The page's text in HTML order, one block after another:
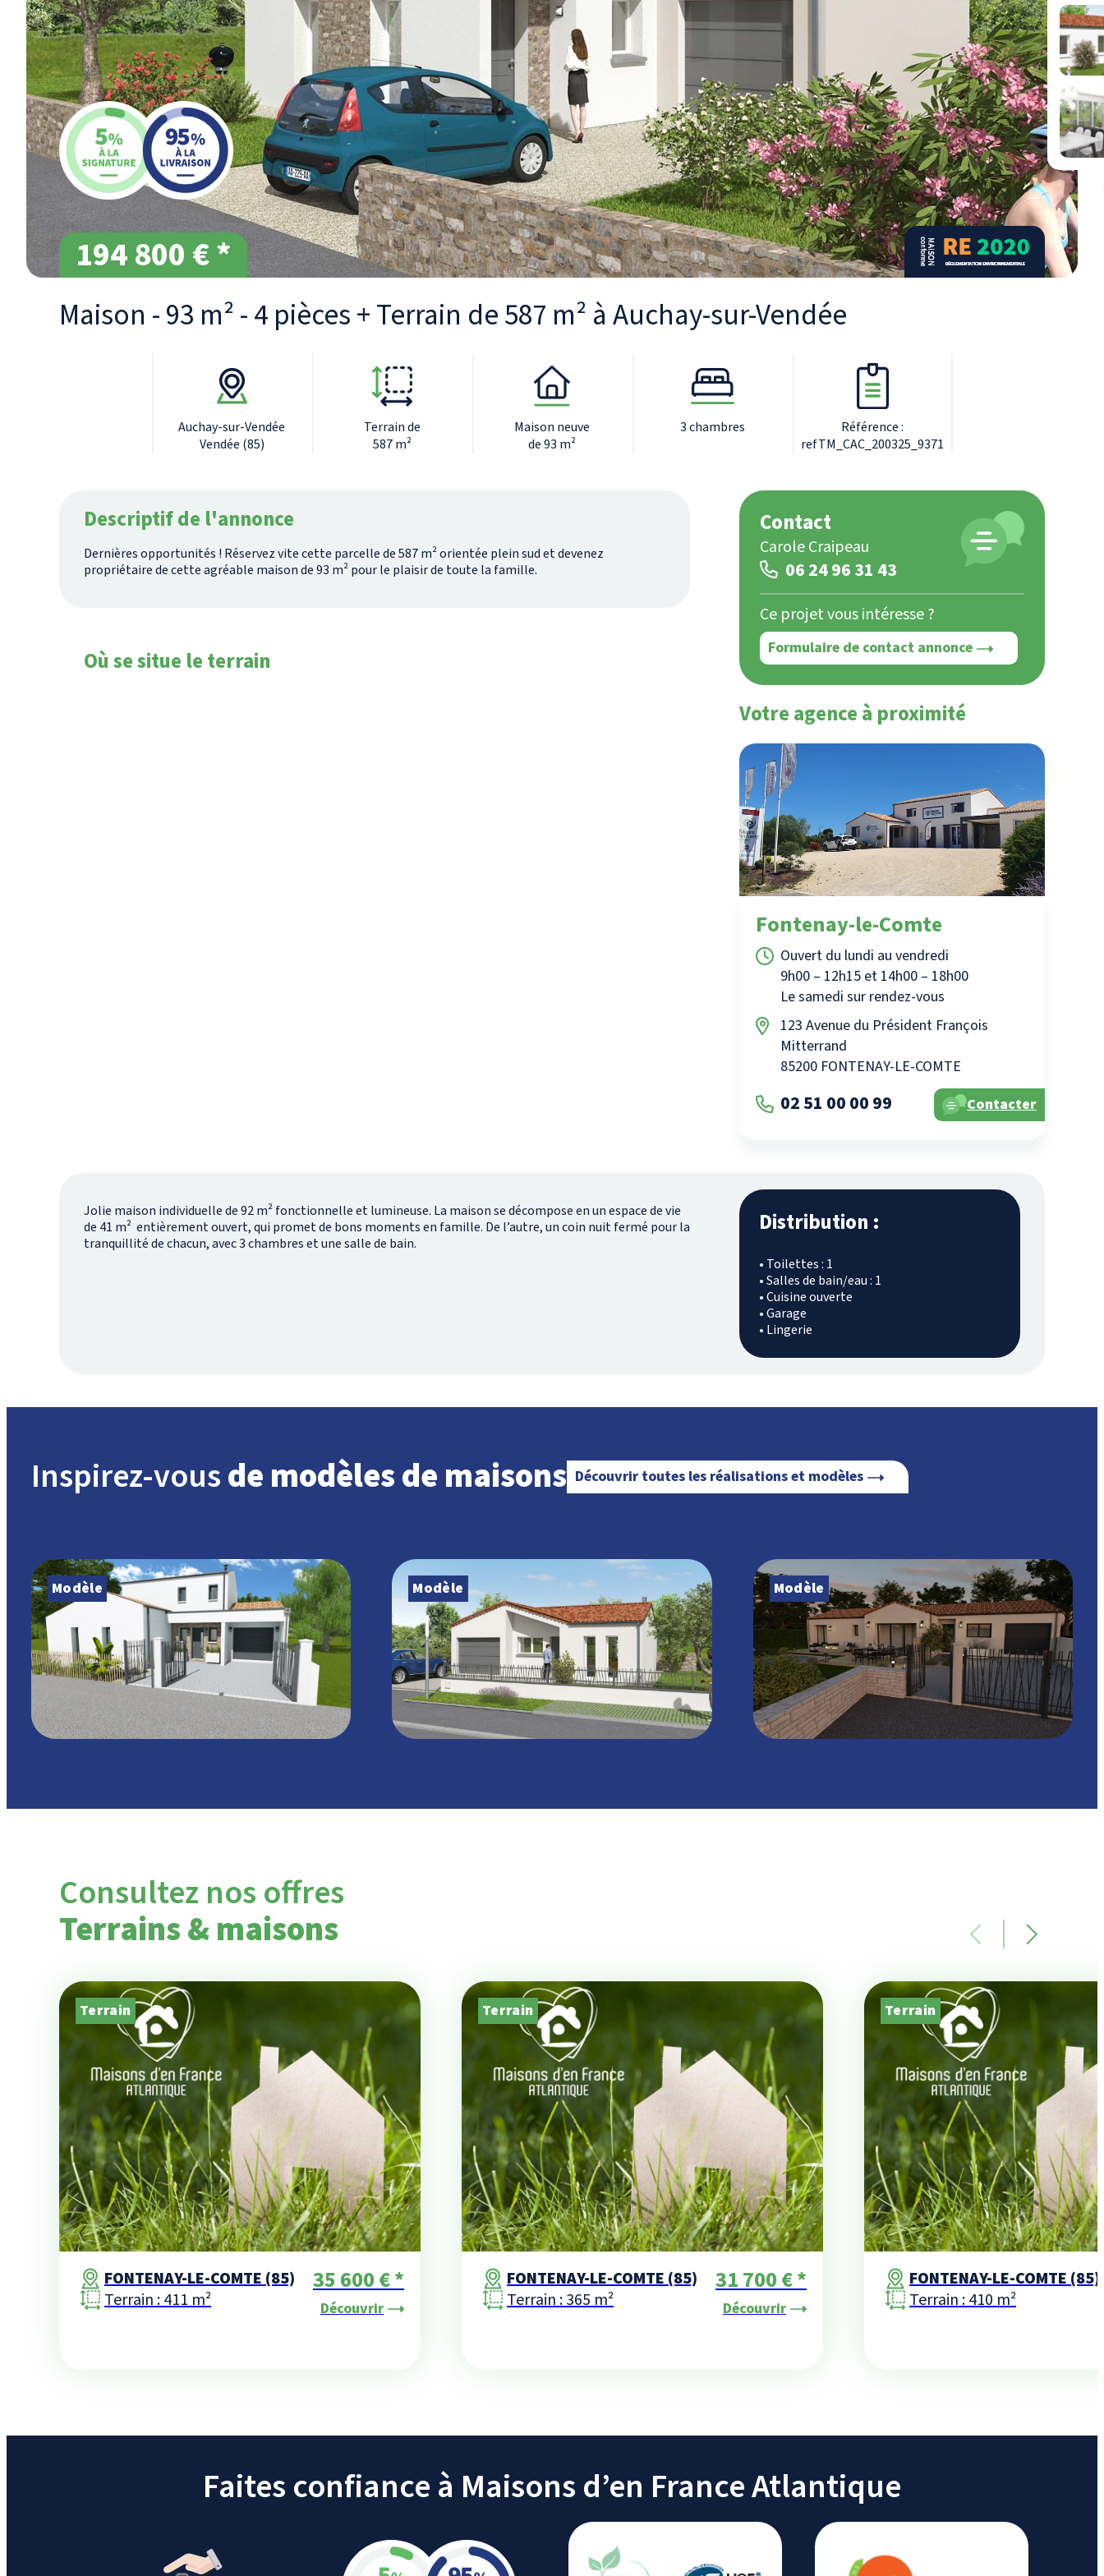
194 800 € *
Maison - 93 m² - 4 pièces + Terrain de 587 m² à Auchay-sur-Vendée
Auchay-sur-Vendée
Vendée (85)
Terrain de
587 m²
Maison neuve
de 93 m²
3 chambres
Référence :
refTM_CAC_200325_9371
Descriptif de l'annonce
Dernières opportunités ! Réservez vite cette parcelle de 587 m² orientée plein sud et devenez
propriétaire de cette agréable maison de 93 m² pour le plaisir de toute la famille.
Où se situe le terrain
Contact
Carole Craipeau
06 24 96 31 43
Ce projet vous intéresse ?
Formulaire de contact annonce
Votre agence à proximité
Fontenay-le-Comte
Ouvert du lundi au vendredi
9h00 – 12h15 et 14h00 – 18h00
Le samedi sur rendez-vous
123 Avenue du Président François
Mitterrand
85200 FONTENAY-LE-COMTE
02 51 00 00 99 Contacter
Jolie maison individuelle de 92 m² fonctionnelle et lumineuse. La maison se décompose en un espace de vie
de 41 m² entièrement ouvert, qui promet de bons moments en famille. De l’autre, un coin nuit fermé pour la
tranquillité de chacun, avec 3 chambres et une salle de bain.
Distribution :
• Toilettes : 1
• Salles de bain/eau : 1
• Cuisine ouverte
• Garage
• Lingerie
Inspirez-vousde modèles de maisons Découvrir toutes les réalisations et modèles
Modèle Modèle Modèle
Consultez nos offres
Terrains & maisons
Terrain
FONTENAY-LE-COMTE (85)
Terrain : 411 m²
35 600 € *
Découvrir
Terrain
FONTENAY-LE-COMTE (85)
Terrain : 365 m²
31 700 € *
Découvrir
Terrain
FONTENAY-LE-COMTE (85)
Terrain : 410 m²
Faites confiance à Maisons d’en France Atlantique